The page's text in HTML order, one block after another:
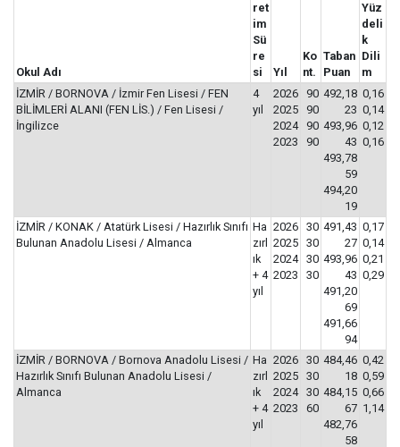
Okul Adı
ret
im
Sü
re
si
Yıl
Ko
nt.
Taban
Puan
Yüz
deli
k
Dili
m
İZMİR / BORNOVA / İzmir Fen Lisesi / FEN
BİLİMLERİ ALANI (FEN LİS.) / Fen Lisesi /
İngilizce
4
yıl
2026
2025
2024
2023
90
90
90
90
492,18
23
493,96
43
493,78
59
494,20
19
0,16
0,14
0,12
0,16
İZMİR / KONAK / Atatürk Lisesi / Hazırlık Sınıfı
Bulunan Anadolu Lisesi / Almanca
Ha
zırl
ık
+ 4
yıl
2026
2025
2024
2023
30
30
30
30
491,43
27
493,96
43
491,20
69
491,66
94
0,17
0,14
0,21
0,29
İZMİR / BORNOVA / Bornova Anadolu Lisesi /
Hazırlık Sınıfı Bulunan Anadolu Lisesi /
Almanca
Ha
zırl
ık
+ 4
yıl
2026
2025
2024
2023
30
30
30
60
484,46
18
484,15
67
482,76
58
0,42
0,59
0,66
1,14